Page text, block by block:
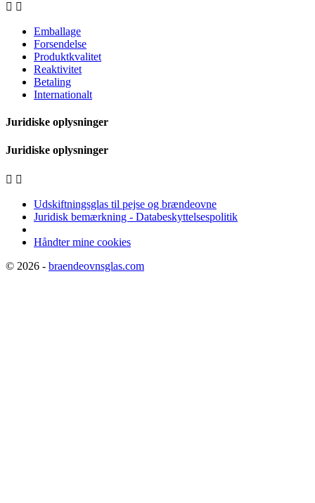
 
Emballage
Forsendelse
Produktkvalitet
Reaktivitet
Betaling
Internationalt
Juridiske oplysninger
Juridiske oplysninger
 
Udskiftningsglas til pejse og brændeovne
Juridisk bemærkning - Databeskyttelsespolitik
Håndter mine cookies
© 2026 - braendeovnsglas.com